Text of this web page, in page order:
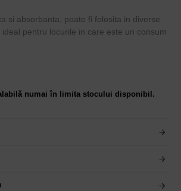
si absorbanta, poate fi folosita in diverse
pentru locurile in care este un consum
numai în limita stocului disponibil.